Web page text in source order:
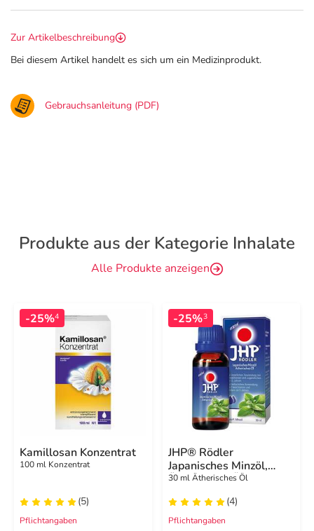
Zur Artikelbeschreibung
Bei diesem Artikel handelt es sich um ein Medizinprodukt.
Gebrauchsanleitung (PDF)
Produkte aus der Kategorie Inhalate
Alle Produkte anzeigen
-25%4
Kamillosan Konzentrat
100 ml Konzentrat
(5)
Pflichtangaben
-25%3
JHP® Rödler
Japanisches Minzöl,
Ätherisches Öl
30 ml Ätherisches Öl
(4)
Pflichtangaben